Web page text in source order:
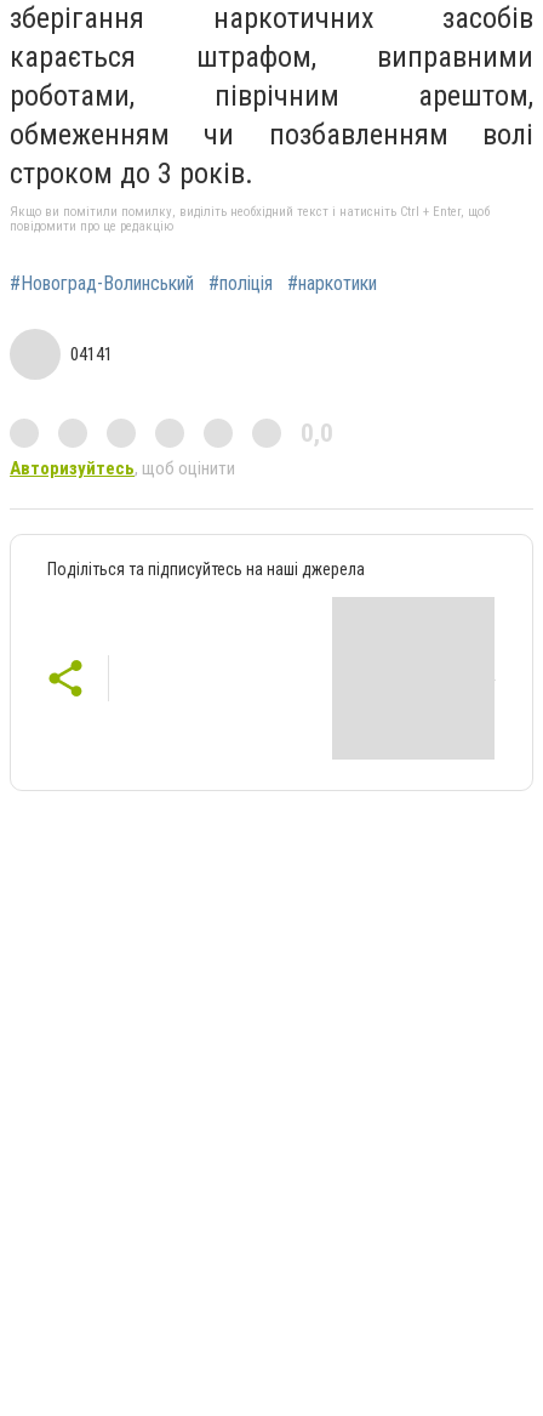
зберігання наркотичних засобів
карається штрафом, виправними
роботами, піврічним арештом,
обмеженням чи позбавленням волі
строком до 3 років.
Якщо ви помітили помилку, виділіть необхідний текст і натисніть Ctrl + Enter, щоб
повідомити про це редакцію
#Новоград-Волинський #поліція #наркотики
04141
0,0
Авторизуйтесь, щоб оцінити
Поділіться та підписуйтесь на наші джерела